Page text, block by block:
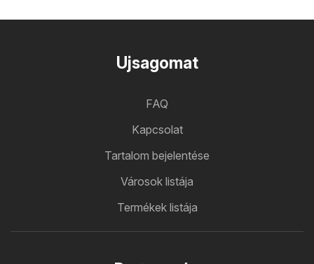
Ujsagomat
FAQ
Kapcsolat
Tartalom bejelentése
Városok listája
Termékek listája